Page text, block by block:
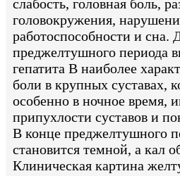
слабость, головная боль,
головокружения,
работоспособности и сна.
преджелтушного периода
гепатита В наиболее
боли в крупных суставах,
особенно в ночное время,
припухлости суставов и
В конце преджелтушного
становится темной, а кал
Клиническая картина